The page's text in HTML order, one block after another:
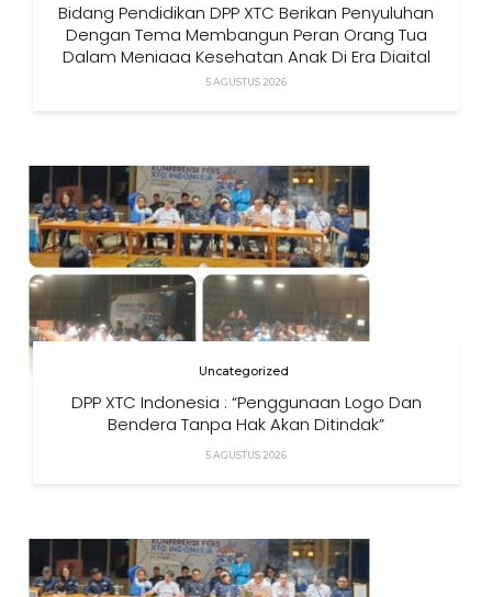
Bidang Pendidikan DPP XTC Berikan Penyuluhan
Dengan Tema Membangun Peran Orang Tua
Dalam Menjaga Kesehatan Anak Di Era Digital
5 AGUSTUS 2026
Uncategorized
DPP XTC Indonesia : “Penggunaan Logo Dan
Bendera Tanpa Hak Akan Ditindak”
5 AGUSTUS 2026